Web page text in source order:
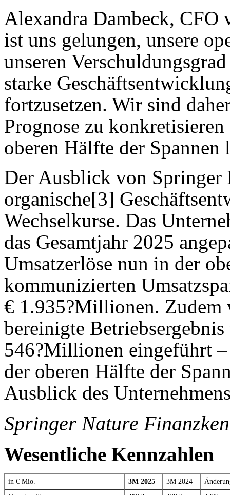
Alexandra Dambeck, CFO
ist uns gelungen, unsere
unseren
starke
fortzusetzen. Wir sind
Prognose zu
oberen Hälfte der Spannen
Der Ausblick von Springer
organische[3]
Wechselkurse. Das
das Gesamtjahr 2025
Umsatzerlöse nun in der
kommunizierten
€ 1.935?Millionen. Zudem
bereinigte
546?Millionen eingeführt
der oberen Hälfte der
Ausblick des
Springer Nature
Wesentliche Kennzahlen
in € Mio. 3M 2025 3M 2024